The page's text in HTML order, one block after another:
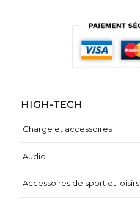
HIGH-TECH
Charge et accessoires
Audio
Accessoires de sport et loisirs